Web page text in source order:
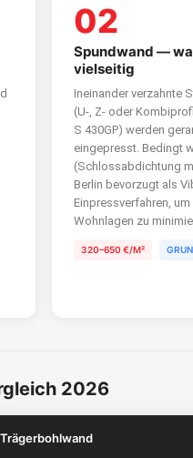
02
Spundwand —
vielseitig
Ineinander verzahnte
(U-, Z- oder
S 430GP) werden
eingepresst. Bedingt
(Schlossabdichtung
Berlin bevorzugt als
Einpressverfahren,
Wohnlagen zu
320–650 €/M²
2026
Trägerbohlwand